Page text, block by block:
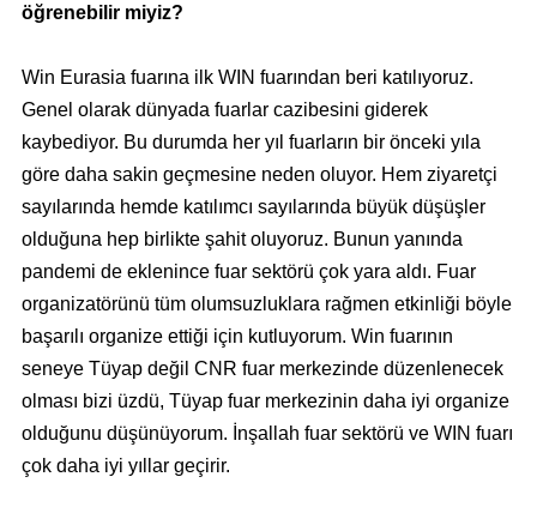
öğrenebilir miyiz?
Win Eurasia fuarına ilk WIN fuarından beri katılıyoruz.
Genel olarak dünyada fuarlar cazibesini giderek
kaybediyor. Bu durumda her yıl fuarların bir önceki yıla
göre daha sakin geçmesine neden oluyor. Hem ziyaretçi
sayılarında hemde katılımcı sayılarında büyük düşüşler
olduğuna hep birlikte şahit oluyoruz. Bunun yanında
pandemi de eklenince fuar sektörü çok yara aldı. Fuar
organizatörünü tüm olumsuzluklara rağmen etkinliği böyle
başarılı organize ettiği için kutluyorum. Win fuarının
seneye Tüyap değil CNR fuar merkezinde düzenlenecek
olması bizi üzdü, Tüyap fuar merkezinin daha iyi organize
olduğunu düşünüyorum. İnşallah fuar sektörü ve WIN fuarı
çok daha iyi yıllar geçirir.